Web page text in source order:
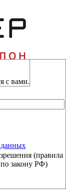
данных
(правила
закону РФ)
с вами.